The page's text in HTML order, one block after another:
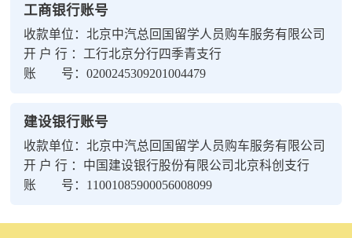
工商银行账号
收款单位：北京中汽总回国留学人员购车服务有限公司
开 户 行 ：工行北京分行四季青支行
账 号：0200245309201004479
建设银行账号
收款单位：北京中汽总回国留学人员购车服务有限公司
开 户 行 ：中国建设银行股份有限公司北京科创支行
账 号：11001085900056008099